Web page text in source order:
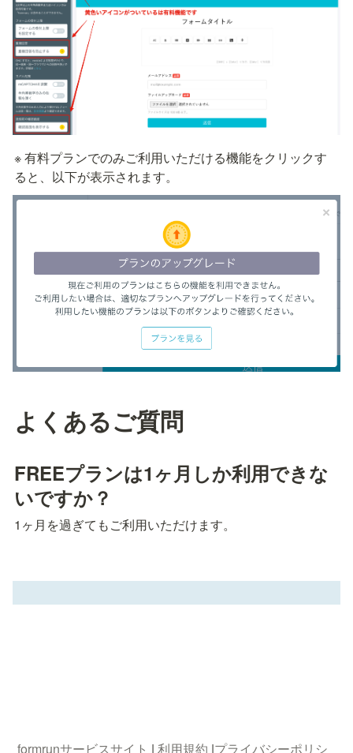
※ 有料プランでのみご利用いただける機能をクリックす
ると、以下が表示されます。
よくあるご質問
FREEプランは1ヶ月しか利用できな
いですか？
1ヶ月を過ぎてもご利用いただけます。
formrunサービスサイト | 利用規約 |プライバシーポリシ